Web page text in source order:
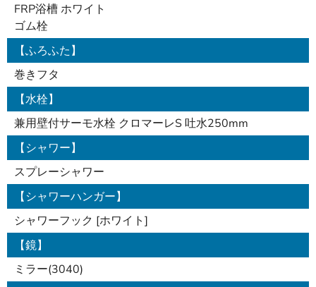
FRP浴槽 ホワイト
ゴム栓
【ふろふた】
巻きフタ
【水栓】
兼用壁付サーモ水栓 クロマーレS 吐水250mm
【シャワー】
スプレーシャワー
【シャワーハンガー】
シャワーフック [ホワイト]
【鏡】
ミラー(3040)